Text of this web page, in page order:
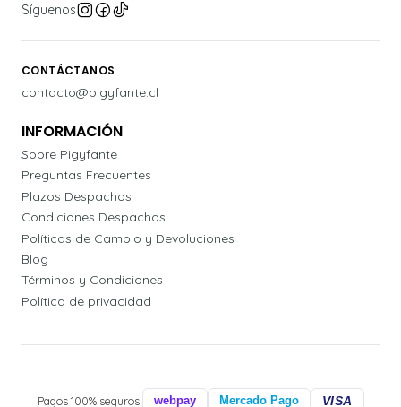
Síguenos
CONTÁCTANOS
contacto@pigyfante.cl
INFORMACIÓN
Sobre Pigyfante
Preguntas Frecuentes
Plazos Despachos
Condiciones Despachos
Políticas de Cambio y Devoluciones
Blog
Términos y Condiciones
Política de privacidad
Pagos 100% seguros: webpay Mercado Pago VISA